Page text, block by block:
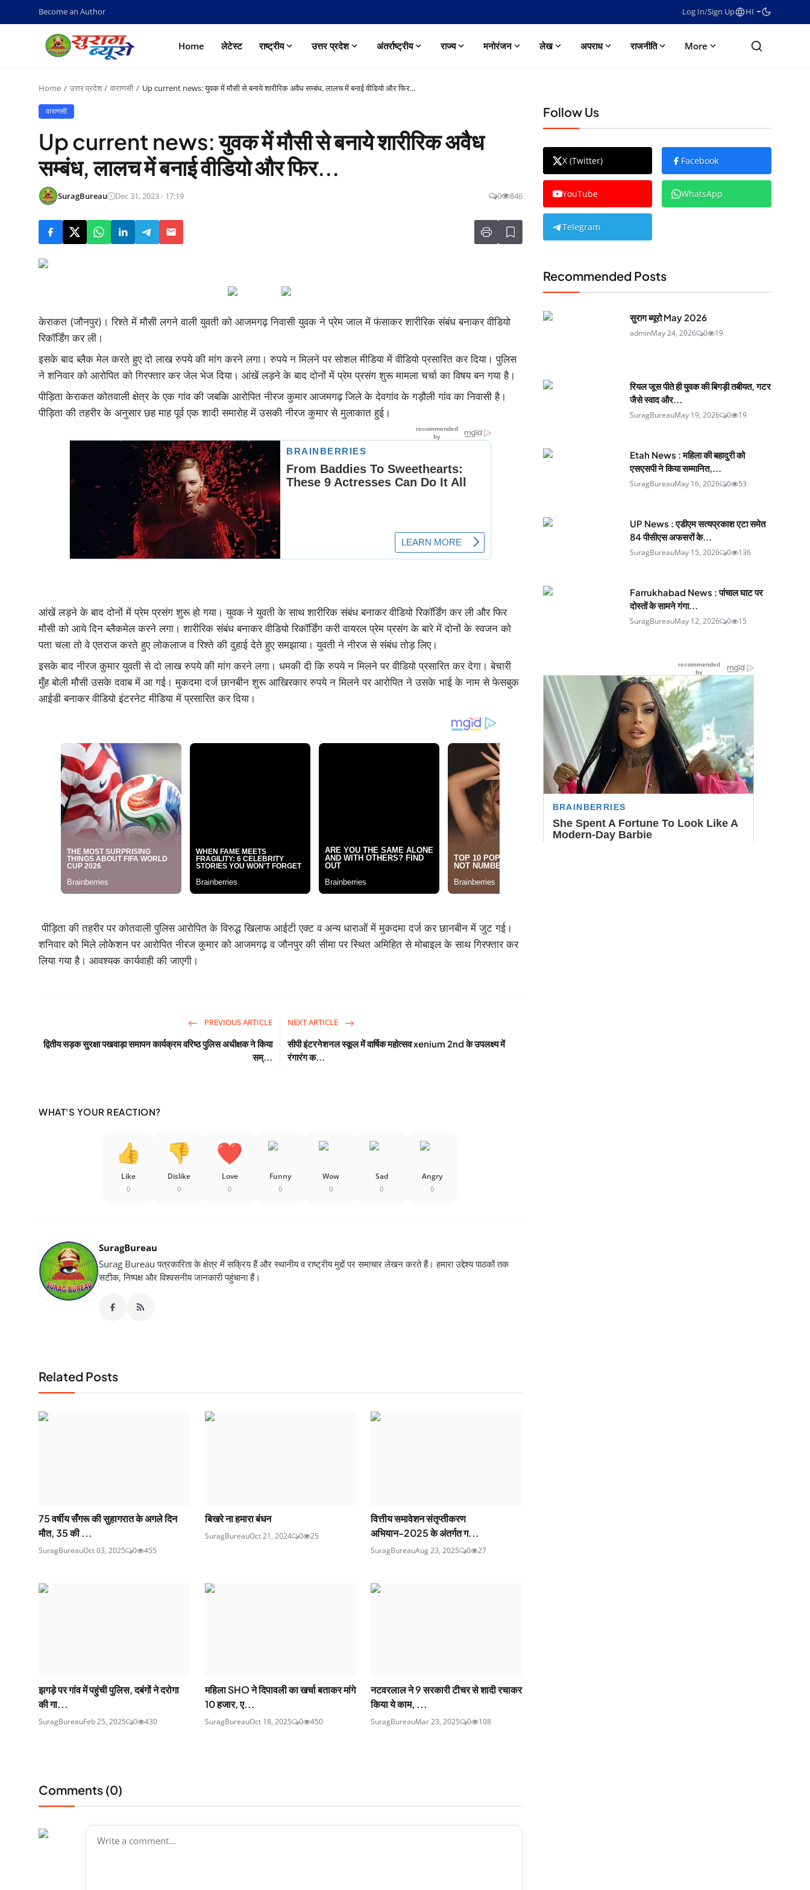
Become an Author Log In/Sign Up HI
Home लेटेस्ट राष्ट्रीय उत्तर प्रदेश अंतर्राष्ट्रीय राज्य मनोरंजन लेख अपराध राजनीति More
Home उत्तर प्रदेश वाराणसी Up current news: युवक में मौसी से बनाये शारीरिक अवैध सम्बंध, लालच में बनाई वीडियो और फिर...
वाराणसी
Up current news: युवक में मौसी से बनाये शारीरिक अवैध
सम्बंध, लालच में बनाई वीडियो और फिर...
SuragBureau Dec 31, 2023 - 17:19 0 846
केराकत (जौनपुर)। रिश्ते में मौसी लगने वाली युवती को आजमगढ़ निवासी युवक ने प्रेम जाल में फंसाकर शारीरिक संबंध बनाकर वीडियो
रिकॉर्डिंग कर ली।
इसके बाद ब्लैक मेल करते हुए दो लाख रुपये की मांग करने लगा। रुपये न मिलने पर सोशल मीडिया में वीडियो प्रसारित कर दिया। पुलिस
ने शनिवार को आरोपित को गिरफ्तार कर जेल भेज दिया। आंखें लड़ने के बाद दोनों में प्रेम प्रसंग शुरू मामला चर्चा का विषय बन गया है।
पीड़िता केराकत कोतवाली क्षेत्र के एक गांव की जबकि आरोपित नीरज कुमार आजमगढ़ जिले के देवगांव के गड़ौली गांव का निवासी है।
पीड़िता की तहरीर के अनुसार छह माह पूर्व एक शादी समारोह में उसकी नीरज कुमार से मुलाकात हुई।
आंखें लड़ने के बाद दोनों में प्रेम प्रसंग शुरू हो गया। युवक ने युवती के साथ शारीरिक संबंध बनाकर वीडियो रिकॉर्डिंग कर ली और फिर
मौसी को आये दिन ब्लैकमेल करने लगा। शारीरिक संबंध बनाकर वीडियो रिकॉर्डिंग करी वायरल प्रेम प्रसंग के बारे में दोनों के स्वजन को
पता चला तो वे एतराज करते हुए लोकलाज व रिश्ते की दुहाई देते हुए समझाया। युवती ने नीरज से संबंध तोड़ लिए।
इसके बाद नीरज कुमार युवती से दो लाख रुपये की मांग करने लगा। धमकी दी कि रुपये न मिलने पर वीडियो प्रसारित कर देगा। बेचारी
मुँह बोली मौसी उसके दवाब में आ गई। मुकदमा दर्ज छानबीन शुरू आखिरकार रुपये न मिलने पर आरोपित ने उसके भाई के नाम से फेसबुक
आईडी बनाकर वीडियो इंटरनेट मीडिया में प्रसारित कर दिया।
पीड़िता की तहरीर पर कोतवाली पुलिस आरोपित के विरुद्ध खिलाफ आईटी एक्ट व अन्य धाराओं में मुकदमा दर्ज कर छानबीन में जुट गई।
शनिवार को मिले लोकेशन पर आरोपित नीरज कुमार को आजमगढ़ व जौनपुर की सीमा पर स्थित अमिहित से मोबाइल के साथ गिरफ्तार कर
लिया गया है। आवश्यक कार्यवाही की जाएगी।
PREVIOUS ARTICLE
द्वितीय सड़क सुरक्षा पखवाड़ा समापन कार्यक्रम वरिष्ठ पुलिस अधीक्षक ने किया
सम्...
NEXT ARTICLE
सीपी इंटरनेशनल स्कूल में वार्षिक महोत्सव xenium 2nd के उपलक्ष्य में
रंगारंग क...
WHAT'S YOUR REACTION?
Like
0
Dislike
0
Love
0
Funny
0
Wow
0
Sad
0
Angry
0
SuragBureau
Surag Bureau पत्रकारिता के क्षेत्र में सक्रिय हैं और स्थानीय व राष्ट्रीय मुद्दों पर समाचार लेखन करते हैं। हमारा उद्देश्य पाठकों तक
सटीक, निष्पक्ष और विश्वसनीय जानकारी पहुंचाना हैं।
Related Posts
75 वर्षीय सँगरू की सुहागरात के अगले दिन
मौत, 35 की ...
SuragBureauOct 03, 2025 0 455
बिखरे ना हमारा बंधन
SuragBureauOct 21, 2024 0 25
वित्तीय समावेशन संतृप्तीकरण
अभियान-2025 के अंतर्गत ग...
SuragBureauAug 23, 2025 0 27
झगड़े पर गांव में पहुंची पुलिस, दबंगों ने दरोगा
की गा...
SuragBureauFeb 25, 2025 0 430
महिला SHO ने दिपावली का खर्चा बताकर मांगे
10 हजार, ए...
SuragBureauOct 18, 2025 0 450
नटवरलाल ने 9 सरकारी टीचर से शादी रचाकर
किया ये काम, ...
SuragBureauMar 23, 2025 0 108
Comments (0)
Follow Us
X (Twitter) Facebook
YouTube WhatsApp
Telegram
Recommended Posts
सुराग ब्यूरो May 2026
adminMay 24, 2026 0 19
रियल जूस पीते ही युवक की बिगड़ी तबीयत, गटर
जैसे स्वाद और...
SuragBureauMay 19, 2026 0 19
Etah News : महिला की बहादुरी को
एसएसपी ने किया सम्मानित,...
SuragBureauMay 16, 2026 0 53
UP News : एडीएम सत्यप्रकाश एटा समेत
84 पीसीएस अफसरों के...
SuragBureauMay 15, 2026 0 136
Farrukhabad News : पांचाल घाट पर
दोस्तों के सामने गंगा...
SuragBureauMay 12, 2026 0 15